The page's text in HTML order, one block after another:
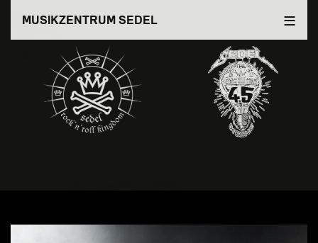
Inhalt
MUSIKZENTRUM SEDEL